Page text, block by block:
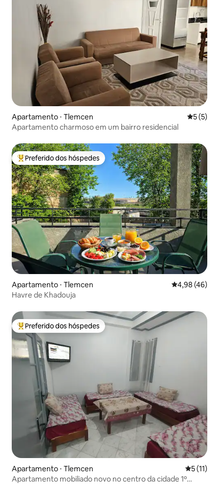
Apartamento ⋅ Tlemcen 5 de
5 (5)
Apartamento charmoso em um bairro residencial
Entre os melhores preferidos dos hóspedes
Preferido dos hóspedes
Apartamento ⋅ Tlemcen 4,98 de uma
4,98 (46)
Havre de Khadouja
Entre os melhores preferidos dos hóspedes
Preferido dos hóspedes
Apartamento ⋅ Tlemcen 5 de uma
5 (11)
Apartamento mobiliado novo no centro da cidade 1º